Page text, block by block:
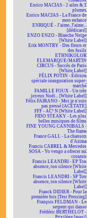
Enrico MACIAS - 2 ailes & 3
plumes
Enrico MACIAS - La France de
mon enfance
ENRIQUÉ - J'aime, J'aime...
[dédicacé]
ENZO ENZO - Blanche Neige
[White Label]
Erik MONTRY - Des fleurs et
des fusils
ETHNIKOLOR
F.LEMARQUE/MARTIN
CIRCUS - Succès de Paris
[White Label]
FÉLIX POTIN - Édition
spéciale inauguration super-
marché
FAMILLE FOUX - Un très
joyeux Noël... [White Label]
Félix FAIRANO - Moi je n'suis
pas pressé [ACÉTATE]
FFF - AC² N [White Label]
FIDO STEAKY - Les plus
belles musiques de films
FINE YOUNG CANNIBALS -
The flame
France GALL - La chanson
d'Azima
Francis CABREL & Mercedes
SOSA - Yo vengo a ofrecer mi
corazon
Francis LEANDRI - EP Ton
absence, ton silence [White
Label]
Francis LEANDRI - SP Ton
absence, ton silence [White
Label]
Franck DIDIER - Pour la
première fois [Test Pressing]
François FELDMAN - Le
serpent qui danse
Frédéric BERTHELOT -
Privilège [maxi]